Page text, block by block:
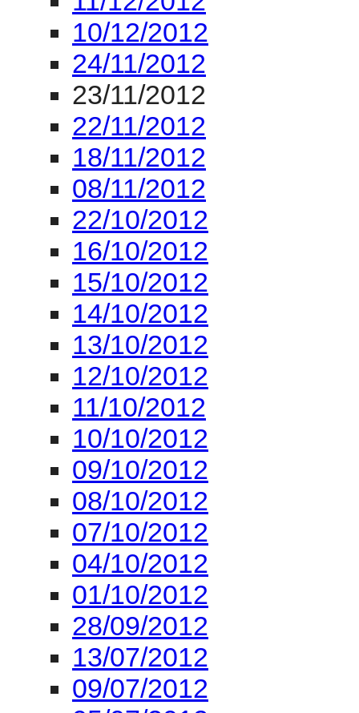
10/12/2012
24/11/2012
23/11/2012
22/11/2012
18/11/2012
08/11/2012
22/10/2012
16/10/2012
15/10/2012
14/10/2012
13/10/2012
12/10/2012
11/10/2012
10/10/2012
09/10/2012
08/10/2012
07/10/2012
04/10/2012
01/10/2012
28/09/2012
13/07/2012
09/07/2012